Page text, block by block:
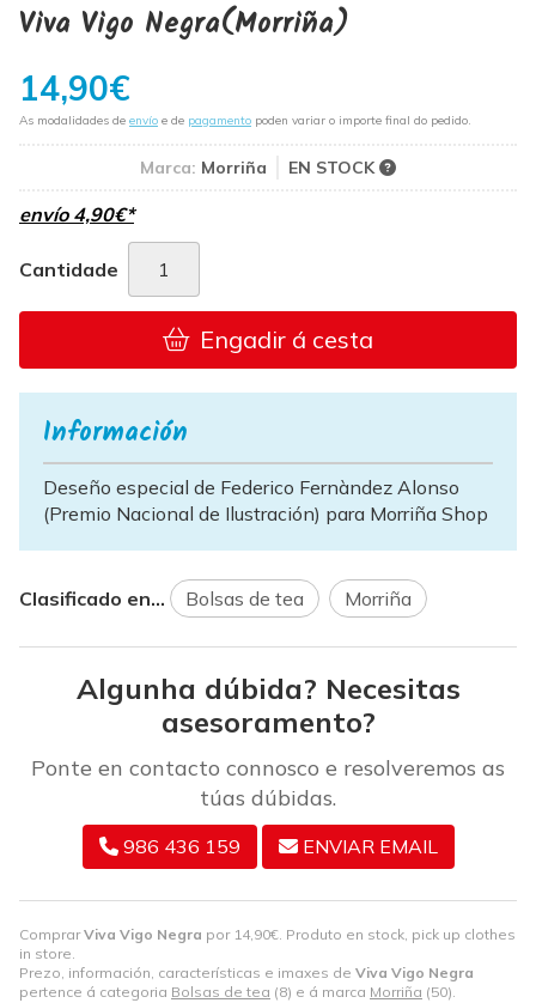
Viva Vigo Negra(Morriña)
14,90€
As modalidades de envío e de pagamento poden variar o importe final do pedido.
Marca: Morriña EN STOCK
envío 4,90€*
Cantidade
Engadir á cesta
ComprarViva Vigo Negra por 14,90€. Produto en stock, pick up clothes
in store.
Prezo, información, características e imaxes de Viva Vigo Negra
pertence á categoria Bolsas de tea (8) e á marca Morriña (50).
Información
Deseño especial de Federico Fernàndez Alonso
(Premio Nacional de Ilustración) para Morriña Shop
Clasificado en... Bolsas de tea Morriña
Algunha dúbida? Necesitas
asesoramento?
Ponte en contacto connosco e resolveremos as
túas dúbidas.
986 436 159 ENVIAR EMAIL